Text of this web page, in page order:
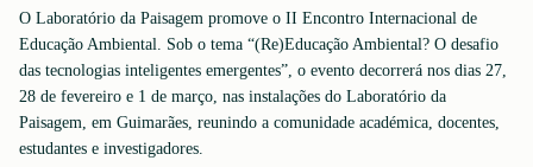
O Laboratório da Paisagem promove o II Encontro Internacional de
Educação Ambiental. Sob o tema “(Re)Educação Ambiental? O desafio
das tecnologias inteligentes emergentes”, o evento decorrerá nos dias 27,
28 de fevereiro e 1 de março, nas instalações do Laboratório da
Paisagem, em Guimarães, reunindo a comunidade académica, docentes,
estudantes e investigadores.